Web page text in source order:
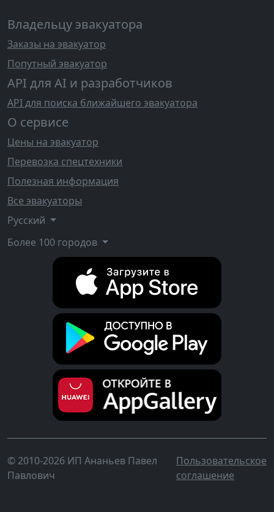
Владельцу эвакуатора
Заказы на эвакуатор
Попутный эвакуатор
API для AI и разработчиков
API для поиска ближайшего эвакуатора
О сервисе
Цены на эвакуатор
Перевозка спецтехники
Полезная информация
Все эвакуаторы
Русский
Более 100 городов
© 2010-2026 ИП Ананьев Павел
Павлович
Пользовательское
соглашение